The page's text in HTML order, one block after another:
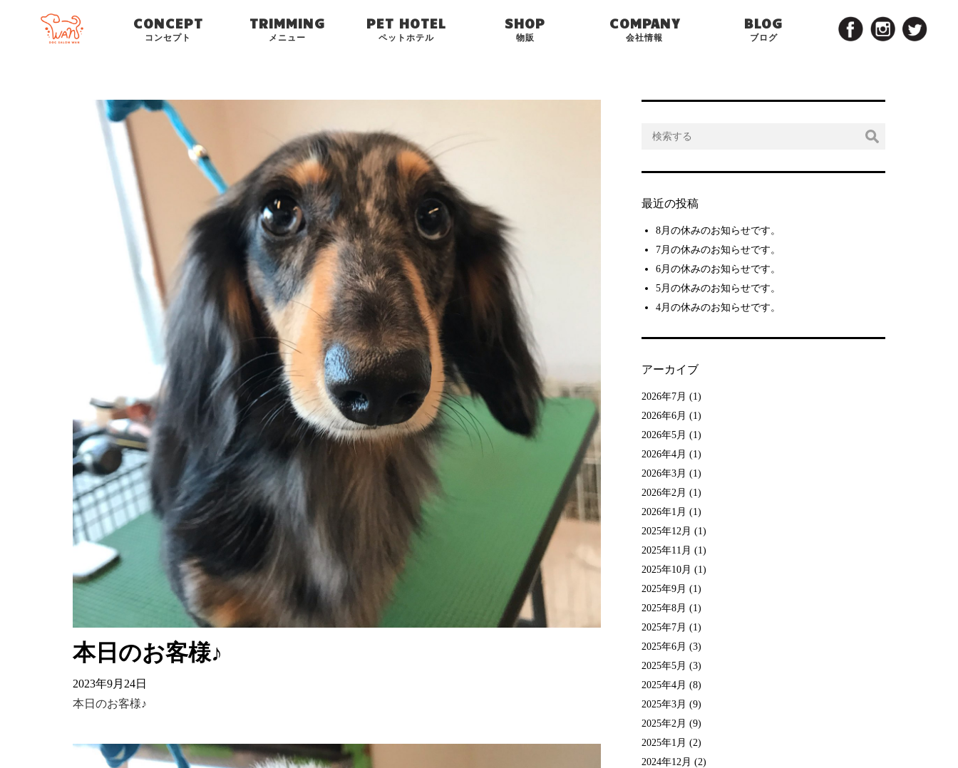
CONCEPT
コンセプト
TRIMMING
メニュー
PET HOTEL
ペットホテル
SHOP
物販
COMPANY
会社情報
BLOG
ブログ
本日のお客様♪
2023年9月24日
本日のお客様♪
最近の投稿
8月の休みのお知らせです。
7月の休みのお知らせです。
6月の休みのお知らせです。
5月の休みのお知らせです。
4月の休みのお知らせです。
アーカイブ
2026年7月 (1)
2026年6月 (1)
2026年5月 (1)
2026年4月 (1)
2026年3月 (1)
2026年2月 (1)
2026年1月 (1)
2025年12月 (1)
2025年11月 (1)
2025年10月 (1)
2025年9月 (1)
2025年8月 (1)
2025年7月 (1)
2025年6月 (3)
2025年5月 (3)
2025年4月 (8)
2025年3月 (9)
2025年2月 (9)
2025年1月 (2)
2024年12月 (2)